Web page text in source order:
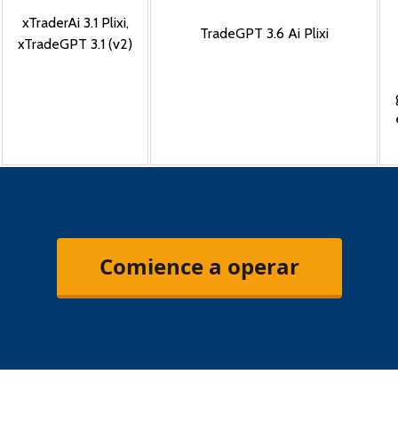
xTraderAi 3.1 Plixi,
xTradeGPT 3.1 (v2)
TradeGPT 3.6 Ai Plixi
Comience a operar